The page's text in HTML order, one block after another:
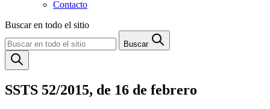
Contacto
Buscar en todo el sitio
Buscar
SSTS 52/2015, de 16 de febrero